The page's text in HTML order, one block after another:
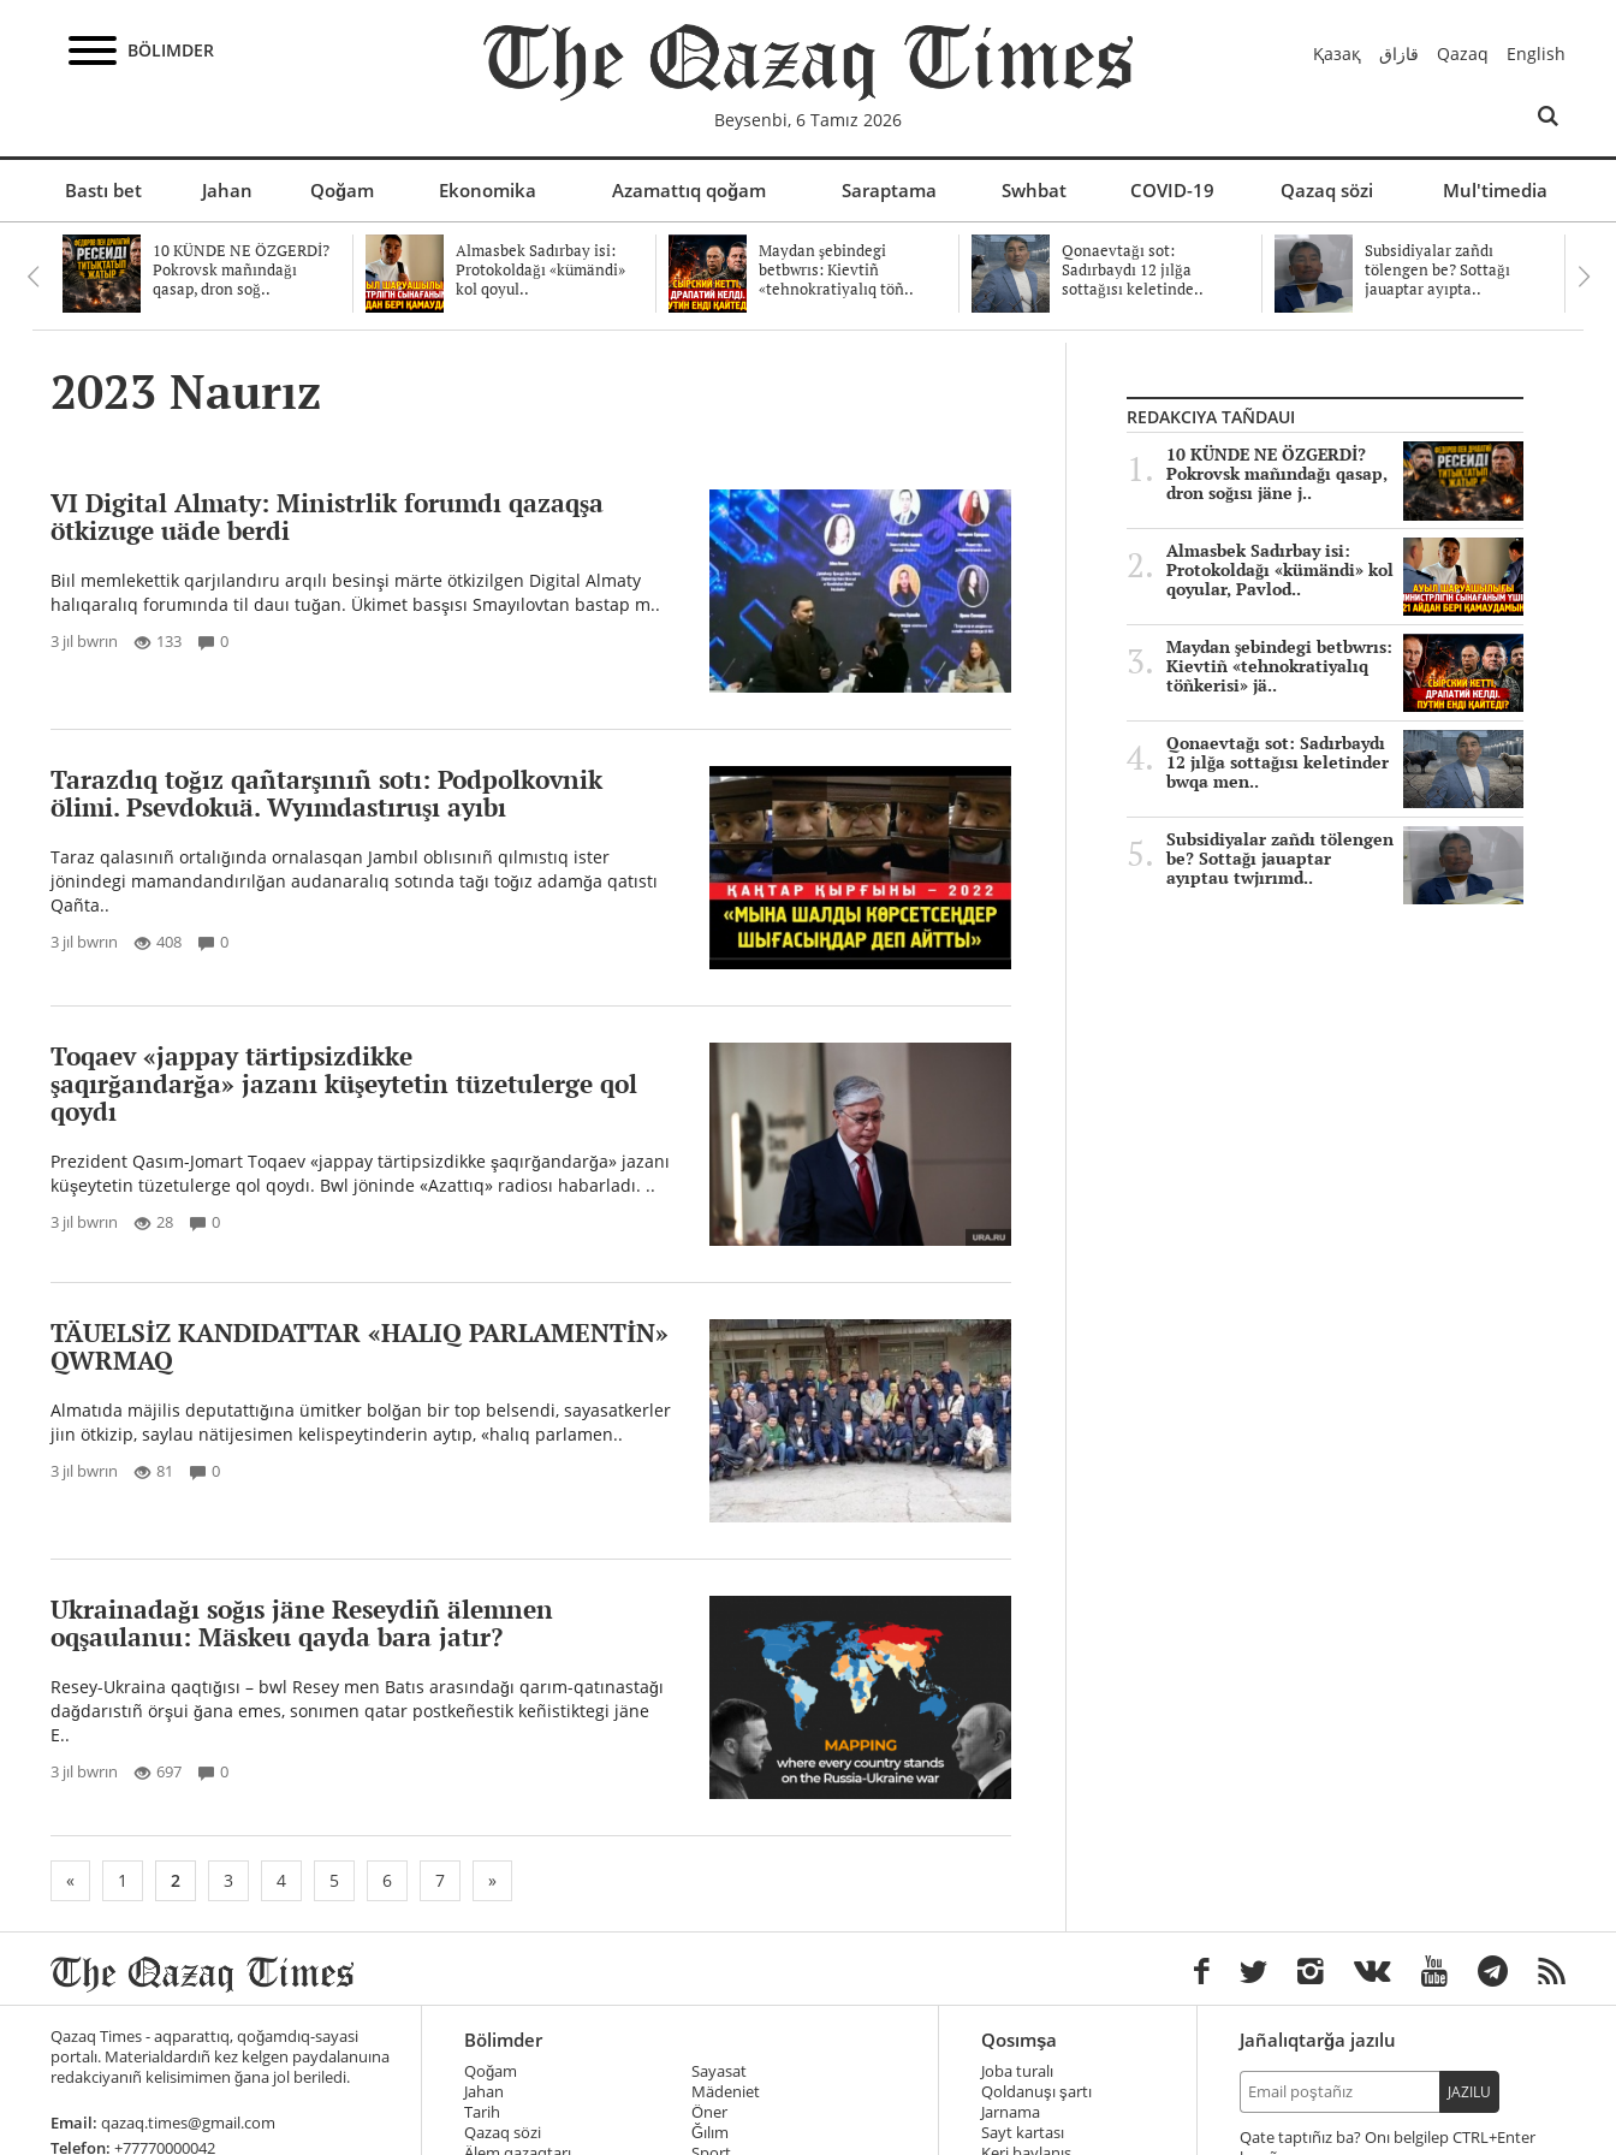
BÖLIMDER
Beysenbi, 6 Tamız 2026
Қазақ قازاق Qazaq English
Bastı bet Jahan Qoğam Ekonomika Azamattıq qoğam Saraptama Swhbat COVID-19 Qazaq sözi Mul'timedia
10 KÜNDE NE ÖZGERDİ?
Pokrovsk mañındağı
qasap, dron soğ..
Almasbek Sadırbay isi:
Protokoldağı «kümändi»
kol qoyul..
Maydan şebindegi
betbwrıs: Kievtiñ
«tehnokratiyalıq töñ..
Qonaevtağı sot:
Sadırbaydı 12 jılğa
sottağısı keletinde..
Subsidiyalar zañdı
tölengen be? Sottağı
jauaptar ayıpta..
2023 Naurız
VI Digital Almaty: Ministrlik forumdı qazaqşa
ötkizuge uäde berdi
Biıl memlekettik qarjılandıru arqılı besinşi märte ötkizilgen Digital Almaty
halıqaralıq forumında til dauı tuğan. Ükimet basşısı Smayılovtan bastap m..
3 jıl bwrın 133 0
Tarazdıq toğız qañtarşınıñ sotı: Podpolkovnik
ölimi. Psevdokuä. Wyımdastıruşı ayıbı
Taraz qalasınıñ ortalığında ornalasqan Jambıl oblısınıñ qılmıstıq ister
jönindegi mamandandırılğan audanaralıq sotında tağı toğız adamğa qatıstı
Qañta..
3 jıl bwrın 408 0
Toqaev «jappay tärtipsizdikke
şaqırğandarğa» jazanı küşeytetin tüzetulerge qol
qoydı
Prezident Qasım-Jomart Toqaev «jappay tärtipsizdikke şaqırğandarğa» jazanı
küşeytetin tüzetulerge qol qoydı. Bwl jöninde «Azattıq» radiosı habarladı. ..
3 jıl bwrın 28 0
TÄUELSİZ KANDIDATTAR «HALIQ PARLAMENTİN»
QWRMAQ
Almatıda mäjilis deputattığına ümitker bolğan bir top belsendi, sayasatkerler
jiın ötkizip, saylau nätijesimen kelispeytinderin aytıp, «halıq parlamen..
3 jıl bwrın 81 0
Ukrainadağı soğıs jäne Reseydiñ älemnen
oqşaulanuı: Mäskeu qayda bara jatır?
Resey-Ukraina qaqtığısı – bwl Resey men Batıs arasındağı qarım-qatınastağı
dağdarıstıñ örşui ğana emes, sonımen qatar postkeñestik keñistiktegi jäne
E..
3 jıl bwrın 697 0
« 1 2 3 4 5 6 7 »
REDAKCIYA TAÑDAUI
10 KÜNDE NE ÖZGERDİ?
Pokrovsk mañındağı qasap,
dron soğısı jäne j..
Almasbek Sadırbay isi:
Protokoldağı «kümändi» kol
qoyular, Pavlod..
Maydan şebindegi betbwrıs:
Kievtiñ «tehnokratiyalıq
töñkerisi» jä..
Qonaevtağı sot: Sadırbaydı
12 jılğa sottağısı keletinder
bwqa men..
Subsidiyalar zañdı tölengen
be? Sottağı jauaptar
ayıptau twjırımd..
Qazaq Times - aqparattıq, qoğamdıq-sayasi
portalı. Materialdardıñ kez kelgen paydalanuına
redakciyanıñ kelisimimen ğana jol beriledi.
Email: qazaq.times@gmail.com
Telefon: +77770000042
Bölimder
Qoğam
Jahan
Tarih
Qazaq sözi
Sayasat
Mädeniet
Öner
Ğılım
Qosımşa
Joba turalı
Qoldanuşı şartı
Jarnama
Sayt kartası
Jañalıqtarğa jazılu
JAZILU
Qate taptıñız ba? Onı belgilep
+Enter